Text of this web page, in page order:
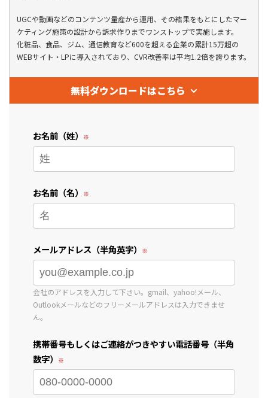
UGCや動画などのコンテンツ量産から運用、その結果をもとにしたマー
ケティング施策の設計から訴求作りまでワンストップで実施します。
化粧品、食品、ジム、通信教育など600を超える企業の累計15万超の
WEBサイト・LPに導入されており、CVR改善率は平均1.2倍を誇ります。
無料ダウンロードはこちら
お名前（姓）
お名前（名）
メールアドレス（半角英字）
会社のアドレスを入力して下さい。gmail、yahoo!メール、
Outlookメールなどのフリーメールアドレスは入力できませ
ん。
携帯番号もしくはご連絡がつきやすい電話番号（半角
数字）